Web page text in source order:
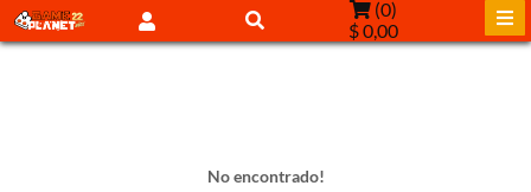
(0)
$ 0,00
No encontrado!